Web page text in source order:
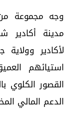
وجه مجموعة
مدينة أكادير
لأكادير
استيائهم
القصور الكلوي
الدعم المالي